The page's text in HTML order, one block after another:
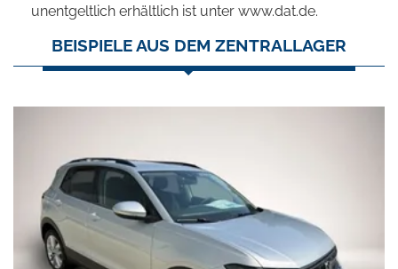
unentgeltlich erhältlich ist unter www.dat.de.
BEISPIELE AUS DEM ZENTRALLAGER